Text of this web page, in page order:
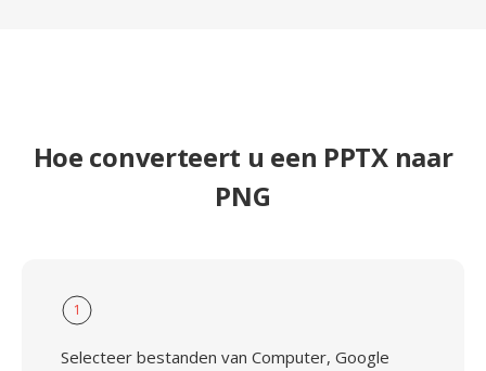
Hoe converteert u een PPTX naar
PNG
1
Selecteer bestanden van Computer, Google